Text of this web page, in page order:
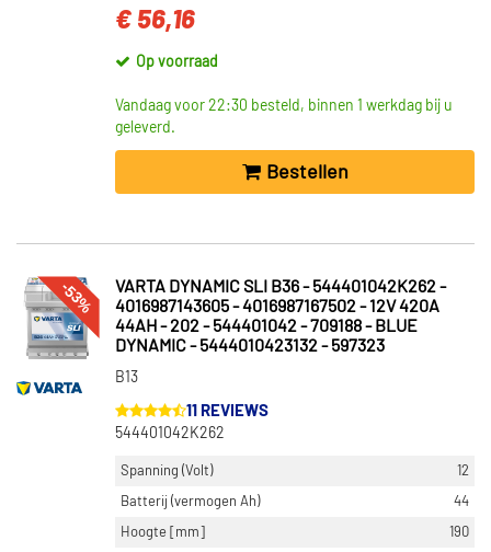
€ 56,16
Op voorraad
Vandaag voor 22:30 besteld, binnen 1 werkdag bij u
geleverd.
Bestellen
-53%
VARTA DYNAMIC SLI B36 - 544401042K262 -
4016987143605 - 4016987167502 - 12V 420A
44AH - 202 - 544401042 - 709188 - BLUE
DYNAMIC - 5444010423132 - 597323
B13
11 REVIEWS
544401042K262
Spanning (Volt)
12
Batterij (vermogen Ah)
44
Hoogte [mm]
190